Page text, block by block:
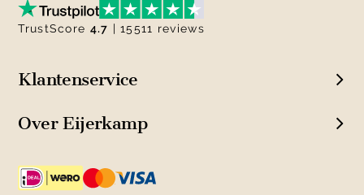
Klantenservice
Over Eijerkamp
TrustScore 4.7 | 15511 reviews